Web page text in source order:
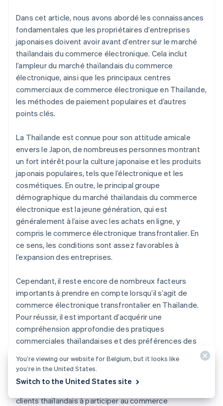
Dans cet article, nous avons abordé les connaissances
fondamentales que les propriétaires d’entreprises
japonaises doivent avoir avant d’entrer sur le marché
thaïlandais du commerce électronique. Cela inclut
l’ampleur du marché thaïlandais du commerce
électronique, ainsi que les principaux centres
commerciaux de commerce électronique en Thaïlande,
les méthodes de paiement populaires et d’autres
points clés.
La Thaïlande est connue pour son attitude amicale
envers le Japon, de nombreuses personnes montrant
un fort intérêt pour la culture japonaise et les produits
japonais populaires, tels que l’électronique et les
cosmétiques. En outre, le principal groupe
démographique du marché thaïlandais du commerce
électronique est la jeune génération, qui est
généralement à l’aise avec les achats en ligne, y
compris le commerce électronique transfrontalier. En
ce sens, les conditions sont assez favorables à
l’expansion des entreprises.
Cependant, il reste encore de nombreux facteurs
importants à prendre en compte lorsqu’il s’agit de
commerce électronique transfrontalier en Thaïlande.
Pour réussir, il est important d’acquérir une
compréhension approfondie des pratiques
commerciales thaïlandaises et des préférences des
efficace, notamment sur les réseaux sociaux. En outre,
il est important de proposer des méthodes de
clients thaïlandais à participer au commerce
You’re viewing our website for Belgium, but it looks like
you’re in the United States.
Switch to the United States site